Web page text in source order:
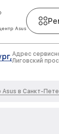
Asus
Адрес
Лиговский
в Санкт-